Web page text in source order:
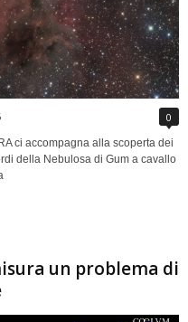
0
ci accompagna alla scoperta dei
della Nebulosa di Gum a cavallo
un problema di